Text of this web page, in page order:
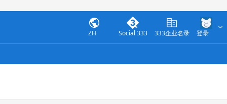
ZH Social 333 333企业名录 登录